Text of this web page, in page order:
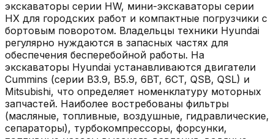
экскаваторы серии HW, мини-экскаваторы серии
HX для городских работ и компактные погрузчики с
бортовым поворотом. Владельцы техники Hyundai
регулярно нуждаются в запасных частях для
обеспечения бесперебойной работы. На
экскаваторы Hyundai устанавливаются двигатели
Cummins (серии B3.9, B5.9, 6BT, 6CT, QSB, QSL) и
Mitsubishi, что определяет номенклатуру моторных
запчастей. Наиболее востребованы фильтры
(масляные, топливные, воздушные, гидравлические,
сепараторы), турбокомпрессоры, форсунки,